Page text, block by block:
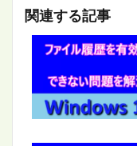
関連する記事